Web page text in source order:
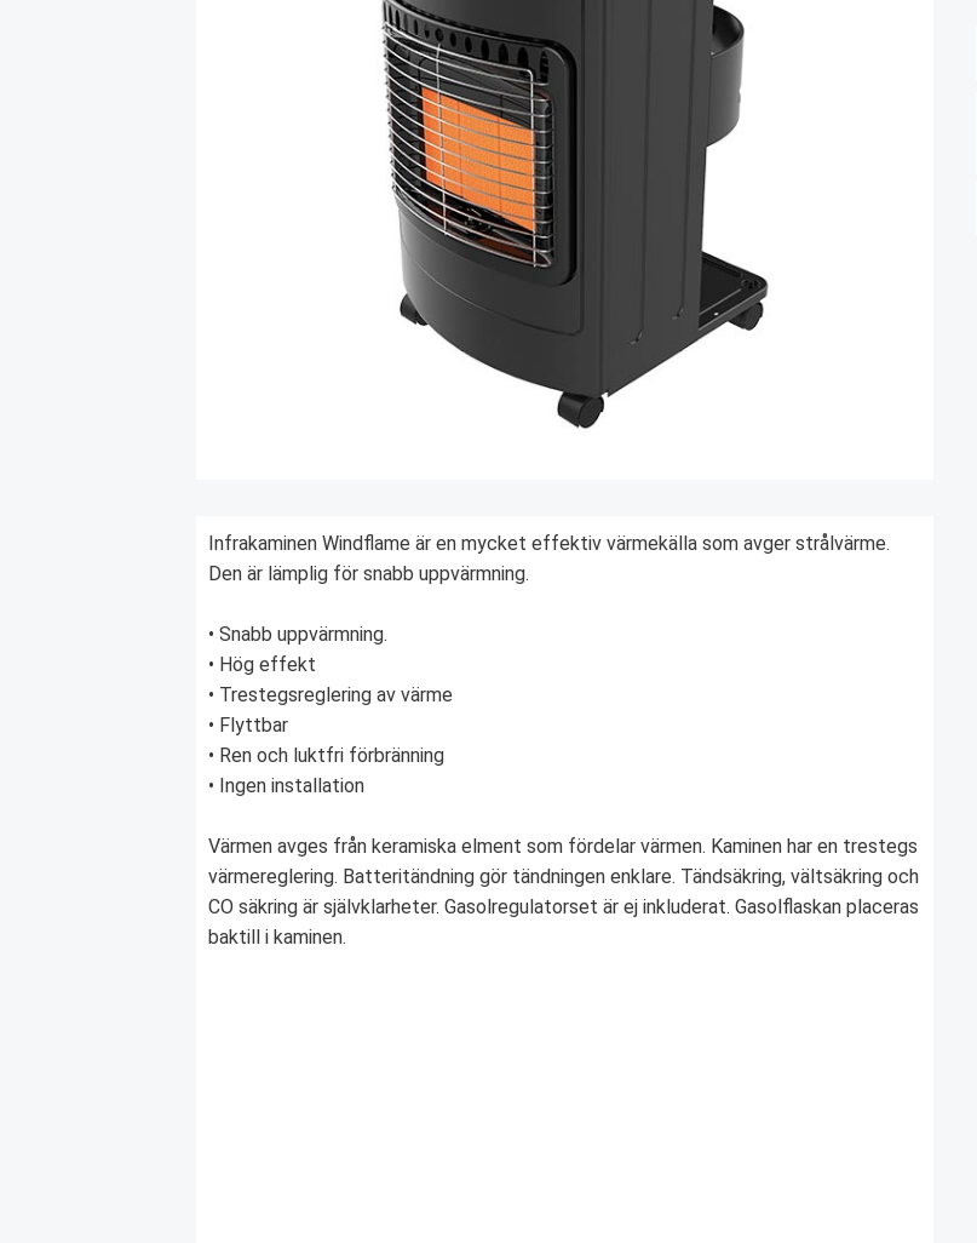
Infrakaminen Windflame är en mycket effektiv värmekälla som avger strålvärme.
Den är lämplig för snabb uppvärmning.
• Snabb uppvärmning.
• Hög effekt
• Trestegsreglering av värme
• Flyttbar
• Ren och luktfri förbränning
• Ingen installation
Värmen avges från keramiska elment som fördelar värmen. Kaminen har en trestegs
värmereglering. Batteritändning gör tändningen enklare. Tändsäkring, vältsäkring och
CO säkring är självklarheter. Gasolregulatorset är ej inkluderat. Gasolflaskan placeras
baktill i kaminen.